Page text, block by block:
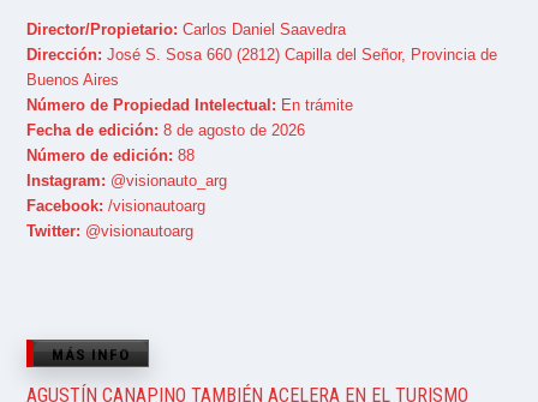
Director/Propietario: Carlos Daniel Saavedra
Dirección: José S. Sosa 660 (2812) Capilla del Señor, Provincia de
Buenos Aires
Número de Propiedad Intelectual: En trámite
Fecha de edición: 8 de agosto de 2026
Número de edición: 88
Instagram: @visionauto_arg
Facebook: /visionautoarg
Twitter: @visionautoarg
MÁS INFO
AGUSTÍN CANAPINO TAMBIÉN ACELERA EN EL TURISMO